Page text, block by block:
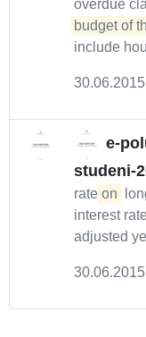
overdue
budget of
include
e-
studeni-
rate on
interest
adjusted